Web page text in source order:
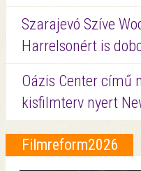
Szarajevó Szíve
Harrelsonért is
Oázis Center című
kisfilmterv nyert
Filmreform2026